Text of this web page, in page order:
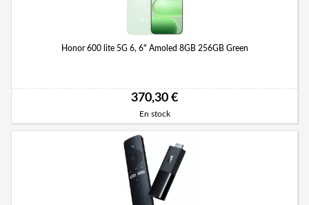
Honor 600 lite 5G 6, 6" Amoled 8GB 256GB Green
370,30 €
En stock